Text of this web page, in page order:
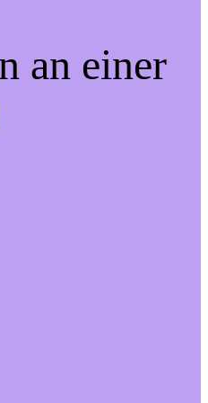
an einer